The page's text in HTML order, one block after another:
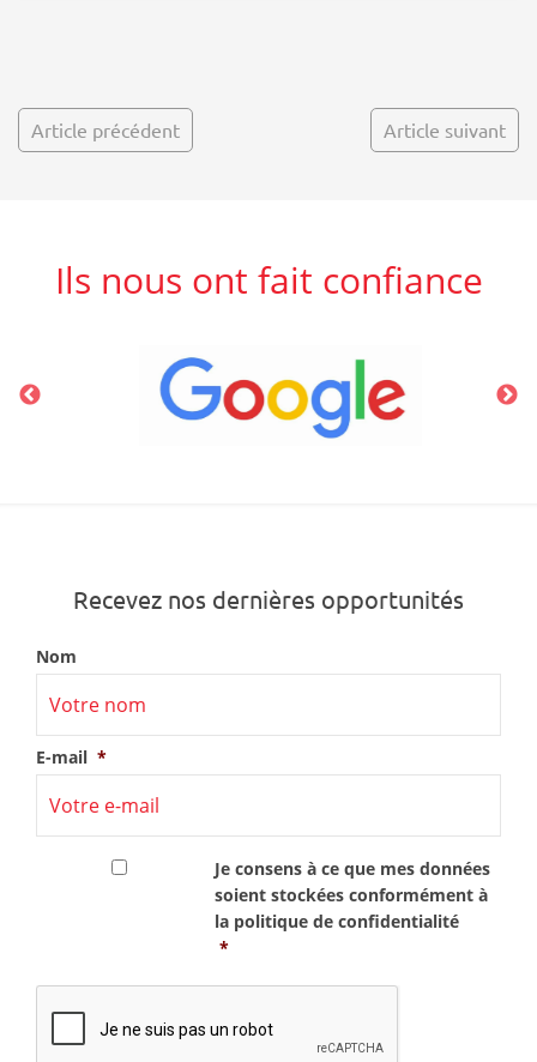
Article précédent Article suivant
Ils nous ont fait confiance
Recevez nos dernières opportunités
Nom
E-mail *
Je consens à ce que mes données
soient stockées conformément à
la politique de confidentialité
*
CAPTCHA